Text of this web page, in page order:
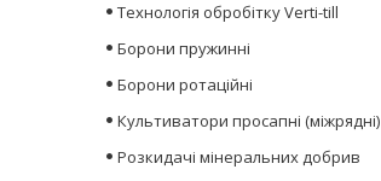
Технологія обробітку Verti-till
Борони пружинні
Борони ротаційні
Культиватори просапні (міжрядні)
Розкидачі мінеральних добрив